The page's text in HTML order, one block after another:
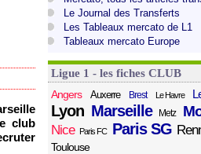
club
Le Journal des Transferts
Les Tableaux mercato de L1
Tableaux mercato Europe
Ligue 1 - les fiches CLUB
Angers
Auxerre Brest Le Havre
Lyon Marseille Metz
Nice Paris FC Paris SG
Toulouse